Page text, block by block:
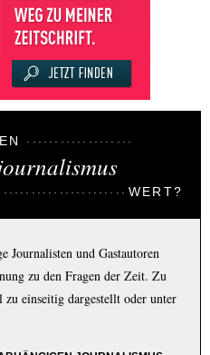
WERT?
Journalisten und Gastautoren
zu den Fragen der Zeit. Zu
einseitig dargestellt oder unter